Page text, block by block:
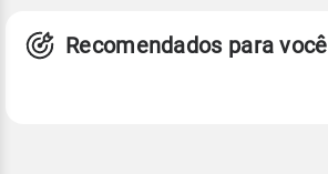
Recomendados para você